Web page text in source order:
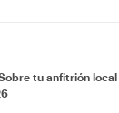
tu anfitrión local